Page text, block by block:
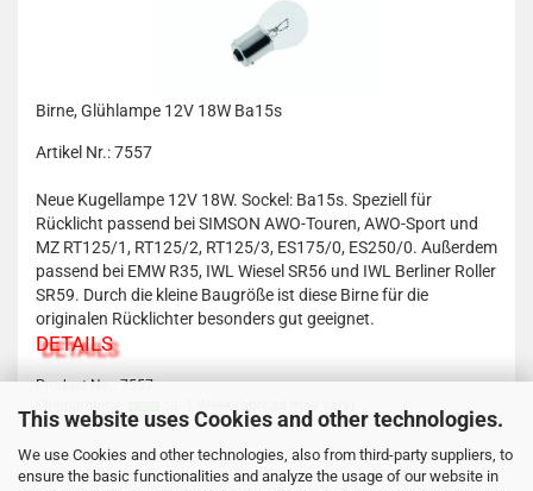
This website uses Cookies and other technologies.
We use Cookies and other technologies, also from third-party suppliers, to
ensure the basic functionalities and analyze the usage of our website in
Birne, Glühlampe 12V 18W Ba15s
Artikel Nr.: 7557
Neue Kugellampe 12V 18W. Sockel: Ba15s. Speziell für
Rücklicht passend bei SIMSON AWO-Touren, AWO-Sport und
MZ RT125/1, RT125/2, RT125/3, ES175/0, ES250/0. Außerdem
passend bei EMW R35, IWL Wiesel SR56 und IWL Berliner Roller
SR59. Durch die kleine Baugröße ist diese Birne für die
originalen Rücklichter besonders gut geeignet.
DETAILS
Product No.: 7557